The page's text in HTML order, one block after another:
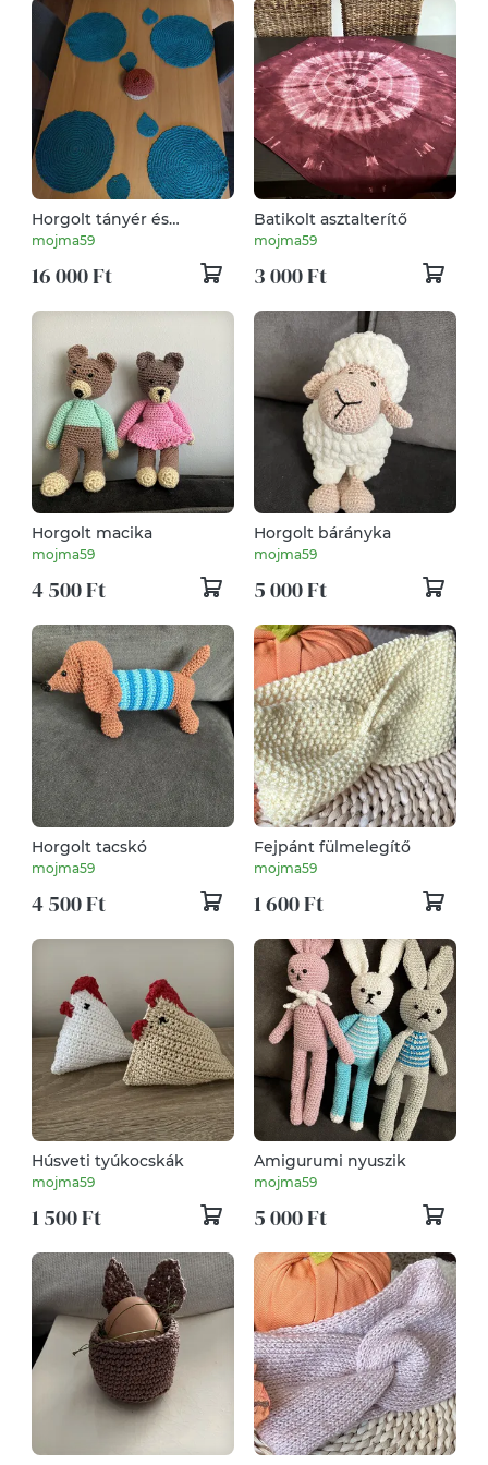
Horgolt tányér és
poháralátét 4-4 db.
mojma59
16 000 Ft
Batikolt asztalterítő
mojma59
3 000 Ft
Horgolt macika
mojma59
4 500 Ft
Horgolt bárányka
mojma59
5 000 Ft
Horgolt tacskó
mojma59
4 500 Ft
Fejpánt fülmelegítő
mojma59
1 600 Ft
Húsveti tyúkocskák
mojma59
1 500 Ft
Amigurumi nyuszik
mojma59
5 000 Ft